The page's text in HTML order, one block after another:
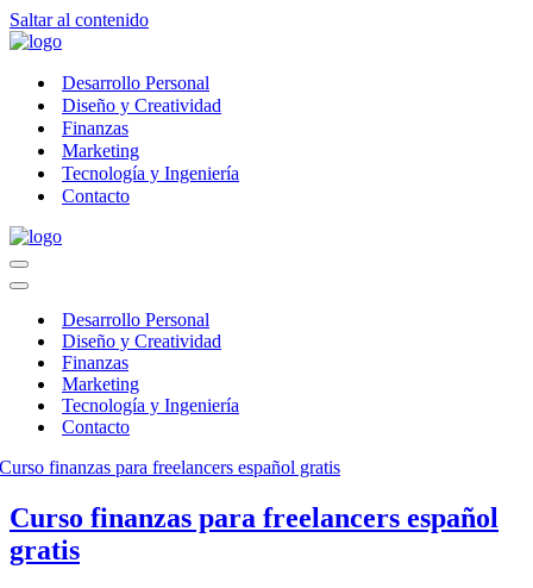
Saltar al contenido
Desarrollo Personal
Diseño y Creatividad
Finanzas
Marketing
Tecnología y Ingeniería
Contacto
Menú
de
Menú
navegaciónDesarrollo Personal
Diseño y Creatividad
Finanzas
Marketing
Tecnología y Ingeniería
Contacto
Curso finanzas para freelancers español
gratis